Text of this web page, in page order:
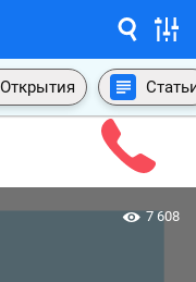
Открытия
7 608